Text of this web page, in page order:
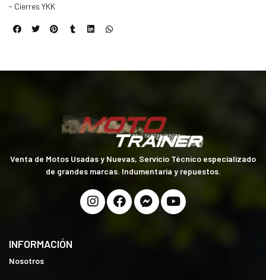
- Cierres YKK
Venta de Motos Usadas y Nuevas, Servicio Técnico especializado
de grandes marcas. Indumentaria y repuestos.
INFORMACIÓN
Nosotros